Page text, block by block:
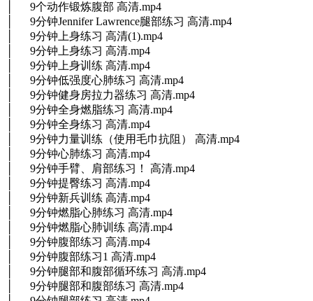
│ 9个动作锻炼腹部 高清.mp4
│ 9分钟Jennifer Lawrence腿部练习 高清.mp4
│ 9分钟上身练习 高清(1).mp4
│ 9分钟上身练习 高清.mp4
│ 9分钟上身训练 高清.mp4
│ 9分钟低强度心肺练习 高清.mp4
│ 9分钟健身房拉力器练习 高清.mp4
│ 9分钟全身燃脂练习 高清.mp4
│ 9分钟全身练习 高清.mp4
│ 9分钟力量训练（使用毛巾抗阻） 高清.mp4
│ 9分钟心肺练习 高清.mp4
│ 9分钟手臂、肩部练习！ 高清.mp4
│ 9分钟提臀练习 高清.mp4
│ 9分钟新兵训练 高清.mp4
│ 9分钟燃脂心肺练习 高清.mp4
│ 9分钟燃脂心肺训练 高清.mp4
│ 9分钟腹部练习 高清.mp4
│ 9分钟腹部练习1 高清.mp4
│ 9分钟腿部和腹部循环练习 高清.mp4
│ 9分钟腿部和腹部练习 高清.mp4